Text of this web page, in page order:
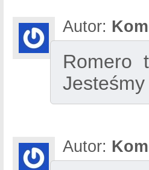
Autor:
Romero
Autor: